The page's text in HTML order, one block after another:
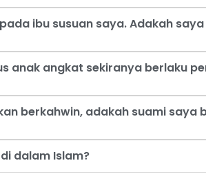
ibu susuan saya. Adakah
anak angkat sekiranya berlaku
berkahwin, adakah suami saya
dalam Islam?